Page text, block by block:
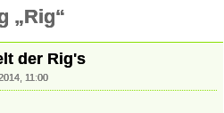
„Rig“
der Rig's
11:00